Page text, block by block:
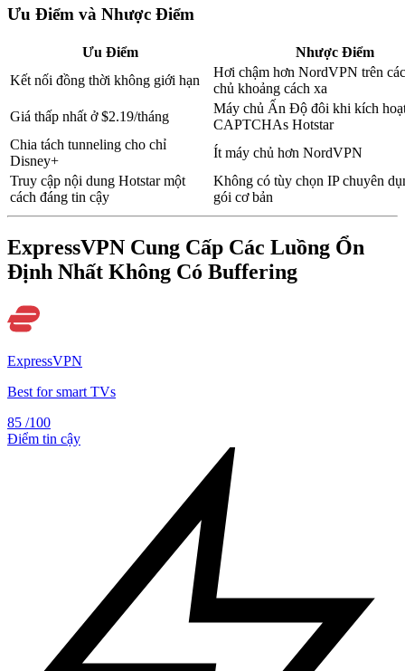
Ưu Điểm và Nhược Điểm
Ưu Điểm
Nhược Điểm
Kết nối đồng thời không giới hạn
Hơi chậm hơn NordVPN trên
chủ khoảng cách xa
Giá thấp nhất ở $2.19/tháng
Máy chủ Ấn Độ đôi khi kích
CAPTCHAs Hotstar
Chia tách tunneling cho chỉ
Disney+
Ít máy chủ hơn NordVPN
Truy cập nội dung Hotstar một
cách đáng tin cậy
Không có tùy chọn IP chuyên
gói cơ bản
ExpressVPN Cung Cấp Các Luồng Ổn
Định Nhất Không Có Buffering
ExpressVPN
Best for smart TVs
85 /100
Điểm tin cậy